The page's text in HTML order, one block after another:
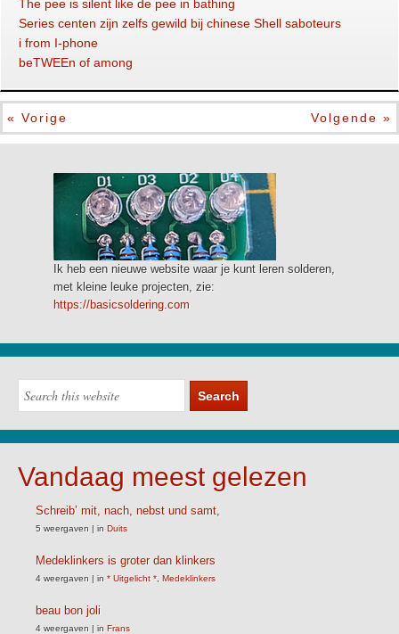
The pee is silent like de pee in bathing
Series centen zijn zelfs gewild bij chinese Shell saboteurs
i from I-phone
beTWEEn of among
« Vorige Volgende »
Ik heb een nieuwe website waar je kunt leren solderen,
met kleine leuke projecten, zie:
https://basicsoldering.com
Vandaag meest gelezen
Schreib’ mit, nach, nebst und samt,
5 weergaven | in Duits
Medeklinkers is groter dan klinkers
4 weergaven | in * Uitgelicht * Medeklinkers
beau bon joli
4 weergaven | in Frans